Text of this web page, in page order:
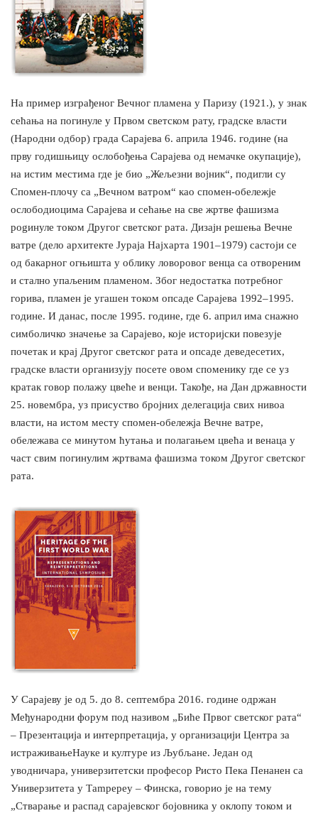
На пример изграђеног Вечног пламена у Паризу (1921.), у знак
сећања на погинуле у Првом светском рату, градске власти
(Народни одбор) града Сарајева 6. априла 1946. године (на
прву годишњицу ослобођења Сарајева од немачке окупације),
на истим местима где је био „Жељезни војник“, подигли су
Спомен-плочу са „Вечном ватром“ као спомен-обележје
ослободиоцима Сарајева и сећање на све жртве фашизма
pogинуле током Другог светског рата. Дизајн решења Вечне
ватре (дело архитекте Јураја Најхарта 1901–1979) састоји се
од бакарног огњишта у облику ловоровог венца са отвореним
и стално упаљеним пламеном. Због недостатка потребног
горива, пламен је угашен током опсаде Сарајева 1992–1995.
године. И данас, после 1995. године, где 6. април има снажно
симболичко значење за Сарајево, које историјски повезује
почетак и крај Другог светског рата и опсаде деведесетих,
градске власти организују посете овом споменику где се уз
кратак говор полажу цвеће и венци. Такође, на Дан државности
25. новембра, уз присуство бројних делегација свих нивоа
власти, на истом месту спомен-обележја Вечне ватре,
обележава се минутом ћутања и полагањем цвећа и венаца у
част свим погинулим жртвама фашизма током Другог светског
рата.
У Сарајеву је од 5. до 8. септембра 2016. године одржан
Међународни форум под називом „Биће Првог светског рата“
– Презентација и интерпретација, у организацији Центра за
истраживањеНауке и културе из Љубљане. Један од
уводничара, универзитетски професор Ристо Пека Пенанен са
Универзитета у Тampереу – Финска, говорио је на тему
„Стварање и распад сарајевског бојовника у оклопу током и